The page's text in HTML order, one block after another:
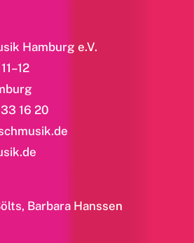
Hamburg e.V.
16 20
Barbara Hanssen